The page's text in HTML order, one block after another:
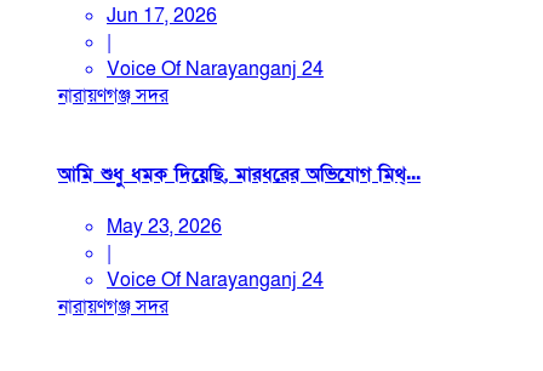
Jun 17, 2026
|
Voice Of Narayanganj 24
নারায়ণগঞ্জ সদর
আমি শুধু ধমক দিয়েছি, মারধরের অভিযোগ মিথ্...
May 23, 2026
|
Voice Of Narayanganj 24
নারায়ণগঞ্জ সদর